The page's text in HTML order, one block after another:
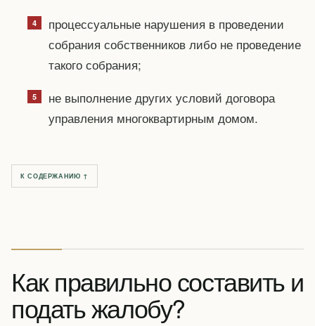
процессуальные нарушения в проведении
собрания собственников либо не проведение
такого собрания;
не выполнение других условий договора
управления многоквартирным домом.
К СОДЕРЖАНИЮ ↑
Как правильно составить и
подать жалобу?